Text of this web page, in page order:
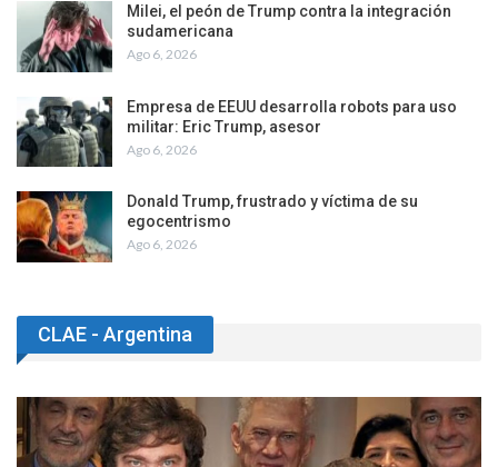
Milei, el peón de Trump contra la integración
sudamericana
Ago 6, 2026
Empresa de EEUU desarrolla robots para uso
militar: Eric Trump, asesor
Ago 6, 2026
Donald Trump, frustrado y víctima de su
egocentrismo
Ago 6, 2026
CLAE - Argentina